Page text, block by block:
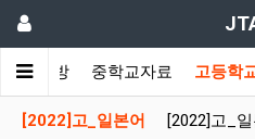
사랑방 중학교자료 고등학
[2022]고_일본어 [2022]고_